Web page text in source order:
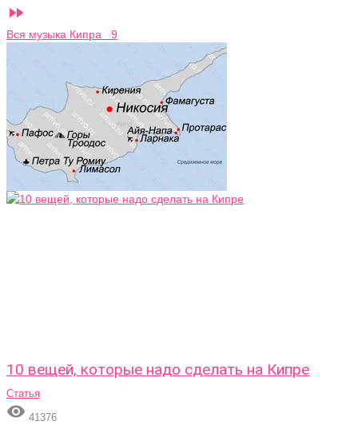

Вся музыка Кипра 9
10 вещей, которые надо сделать на Кипре
Статья
 41376